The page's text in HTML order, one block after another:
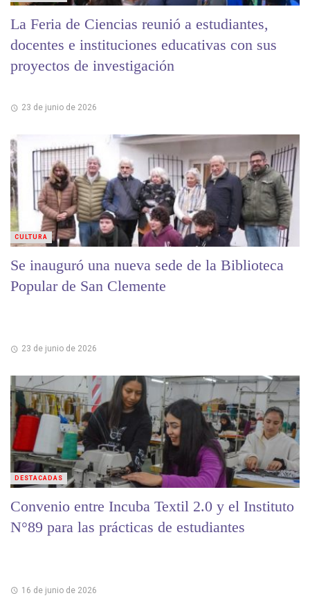
La Feria de Ciencias reunió a estudiantes,
docentes e instituciones educativas con sus
proyectos de investigación
23 de junio de 2026
Se inauguró una nueva sede de la Biblioteca
Popular de San Clemente
23 de junio de 2026
CULTURA
Convenio entre Incuba Textil 2.0 y el Instituto
N°89 para las prácticas de estudiantes
16 de junio de 2026
DESTACADAS